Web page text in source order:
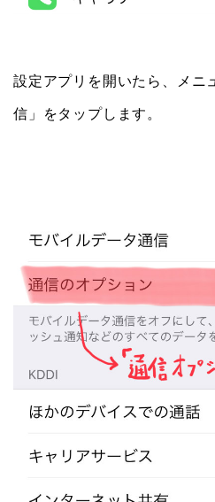
設定アプリを開いたら、メニ
信」をタップします。